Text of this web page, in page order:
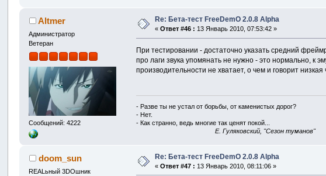
Altmer
Администратор
Ветеран
Сообщений: 4222
Re: Бета-тест FreeDemO 2.0.8 Alpha
«Ответ #46 : 13 Январь 2010, 07:53:42 »
При тестировании - достаточно указать средний
про лаги звука упомянать не нужно - это нормально, к
производительности не хватает, о чем и говорит низкая
- Разве ты не устал от борьбы, от каменистых дорог?
- Нет.
- Как странно, ведь многие так ценят покой...
E. Гуляковский, "Сезон туманов"
doom_sun
REALьный 3DOшник
Re: Бета-тест FreeDemO 2.0.8 Alpha
«Ответ #47 : 13 Январь 2010, 08:11:06 »